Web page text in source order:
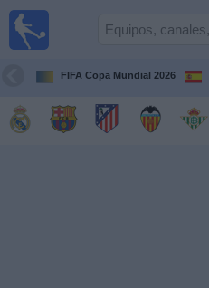
FIFA Copa Mundial 2026
Guía de
Televisados